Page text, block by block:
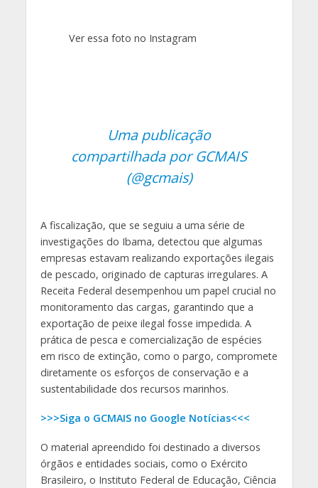
Ver essa foto no Instagram
Uma publicação
compartilhada por GCMAIS
(@gcmais)
A fiscalização, que se seguiu a uma série de
investigações do Ibama, detectou que algumas
empresas estavam realizando exportações ilegais
de pescado, originado de capturas irregulares. A
Receita Federal desempenhou um papel crucial no
monitoramento das cargas, garantindo que a
exportação de peixe ilegal fosse impedida. A
prática de pesca e comercialização de espécies
em risco de extinção, como o pargo, compromete
diretamente os esforços de conservação e a
sustentabilidade dos recursos marinhos.
>>>Siga o GCMAIS no Google Notícias<<<
O material apreendido foi destinado a diversos
órgãos e entidades sociais, como o Exército
Brasileiro, o Instituto Federal de Educação, Ciência